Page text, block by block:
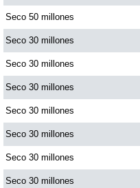
Dorado Tarde
Dorado Noche
Fantástica Día
Fantástica Noche
Motilon Tarde
Seco 50 millones
Seco 30 millones
Seco 30 millones
Seco 30 millones
Seco 30 millones
Seco 30 millones
Seco 30 millones
Seco 30 millones